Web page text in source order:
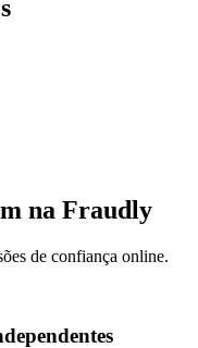
na Fraudly
de confiança online.